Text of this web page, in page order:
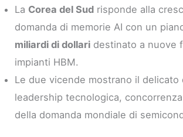
La Corea del Sud risponde alla
domanda di memorie AI con un
miliardi di dollari destinato a nuove
impianti HBM.
Le due vicende mostrano il delicato
leadership tecnologica,
della domanda mondiale di